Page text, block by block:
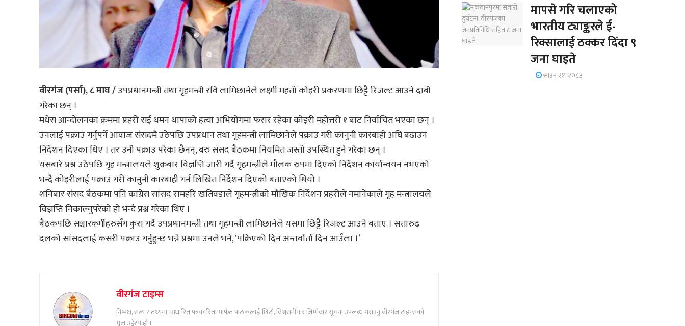
वीरगंज (पर्सा), ८ माघ /उपप्रधानमन्त्री तथा गृहमन्त्री रवि लामिछानेले लक्ष्मी महतो कोइरी प्रकरणमा छिट्टै रिजल्ट आउने दाबी
गरेका छन् ।
मधेस आन्दोलनका क्रममा प्रहरी सई थमन थापाको हत्या अभियोगमा फरार रहेका कोइरी महोत्तरी १ बाट निर्वाचित भएका छन् ।
उनलाई पक्राउ गर्नुपर्ने आवाज संसदमै उठेपछि उपप्रधान तथा गृहमन्त्री लामिछानेले पक्राउ गरी कानुनी कारबाही अघि बढाउन
निर्देशन दिएका थिए । तर उनी पक्राउ परेका छैनन्, बरु संसद बैठकमा नियमित जस्तो उपस्थित हुने गरेका छन् ।
यसबारे प्रश्न उठेपछि गृह मन्त्रालयले शुक्रबार विज्ञप्ति जारी गर्दै गृहमन्त्रीले मौलक रुपमा दिएको निर्देशन कार्यान्वयन नभएको
भन्दै कोइरीलाई पक्राउ गरी कानुनी कारबाही गर्न लिखित निर्देशन दिएको बताएको थियो ।
शनिबार संसद बैठकमा पनि कांग्रेस सांसद रामहरि खतिवडाले गृहमन्त्रीको मौखिक निर्देशन प्रहरीले नमानेकाले गृह मन्त्रालयले
विज्ञप्ति निकाल्नुपरेको हो भन्दै प्रश्न गरेका थिए ।
बैठकपछि सञ्चारकर्मीहरुसँग कुरा गर्दै उपप्रधानमन्त्री तथा गृहमन्त्री लामिछानेले यसमा छिट्टै रिजल्ट आउने बताए । सत्तारुढ
दलको सांसदलाई कसरी पक्राउ गर्नुहुन्छ भन्ने प्रश्नमा उनले भने, ‘पक्रिएको दिन अन्तर्वार्ता दिन आउँला ।’
वीरगंज टाइम्स
निष्पक्ष, सत्य र तथ्यमा आधारित पत्रकारिता मार्फत पाठकलाई छिटो, विश्वसनीय र जिम्मेवार सूचना उपलब्ध गराउनु वीरगंज टाइम्सको
मूल उद्देश्य हो ।
मापसे गरि चलाएको
भारतीय ट्याङ्करले ई-
रिक्सालाई ठक्कर दिँदा ९
जना घाइते
साउन २१, २०८३